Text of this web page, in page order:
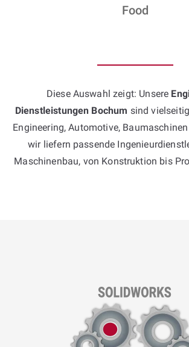
Food
Diese Auswahl zeigt: Unsere
Dienstleistungen Bochum sind
Engineering, Automotive,
wir liefern passende
Maschinenbau, von Konstruktion bis